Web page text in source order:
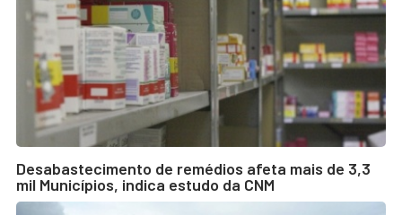
Desabastecimento de remédios afeta mais de 3,3
mil Municípios, indica estudo da CNM